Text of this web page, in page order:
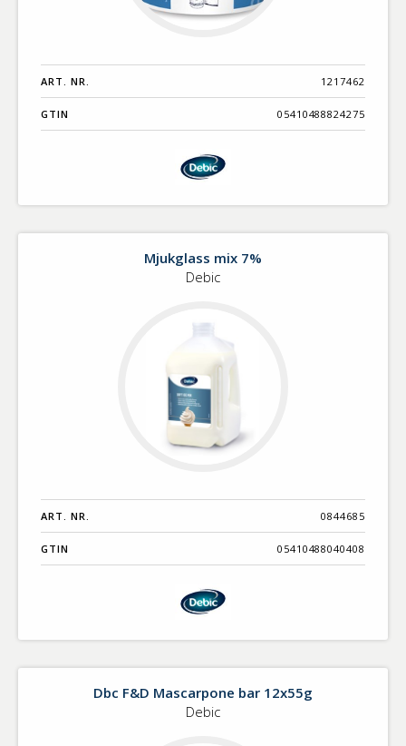
ART. NR. 1217462
GTIN 05410488824275
Mjukglass mix 7%
Debic
ART. NR. 0844685
GTIN 05410488040408
Dbc F&D Mascarpone bar 12x55g
Debic